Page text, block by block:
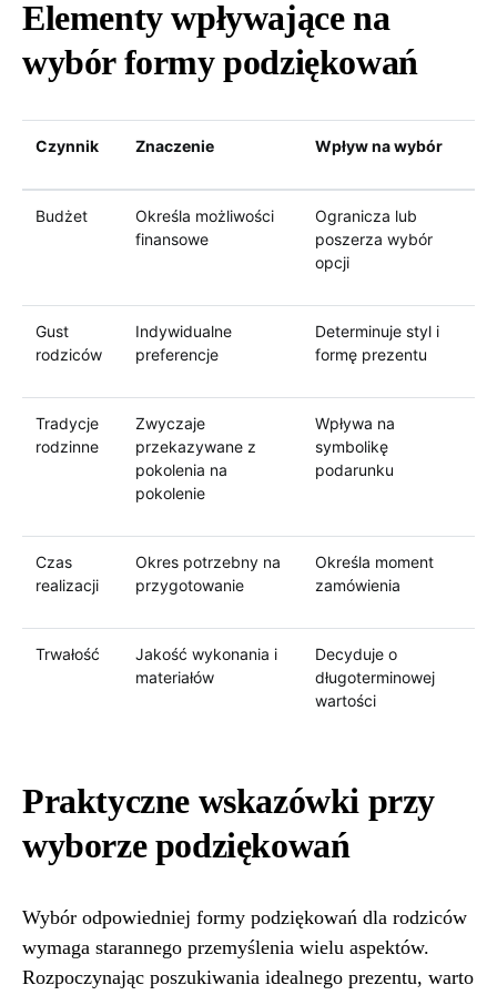
Elementy wpływające na
wybór formy podziękowań
Czynnik Znaczenie Wpływ na wybór
Budżet
Określa możliwości
finansowe
Ogranicza lub
poszerza wybór
opcji
Gust
rodziców
Indywidualne
preferencje
Determinuje styl i
formę prezentu
Tradycje
rodzinne
Zwyczaje
przekazywane z
pokolenia na
pokolenie
Wpływa na
symbolikę
podarunku
Czas
realizacji
Okres potrzebny na
przygotowanie
Określa moment
zamówienia
Trwałość
Jakość wykonania i
materiałów
Decyduje o
długoterminowej
wartości
Praktyczne wskazówki przy
wyborze podziękowań
Wybór odpowiedniej formy podziękowań dla rodziców
wymaga starannego przemyślenia wielu aspektów.
Rozpoczynając poszukiwania idealnego prezentu, warto